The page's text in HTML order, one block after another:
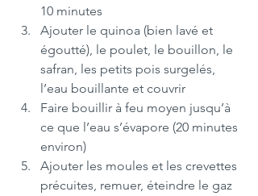
10 minutes
Ajouter le quinoa (bien lavé et
égoutté), le poulet, le bouillon, le
safran, les petits pois surgelés,
l’eau bouillante et couvrir
Faire bouillir à feu moyen jusqu’à
ce que l’eau s’évapore (20 minutes
environ)
Ajouter les moules et les crevettes
précuites, remuer, éteindre le gaz